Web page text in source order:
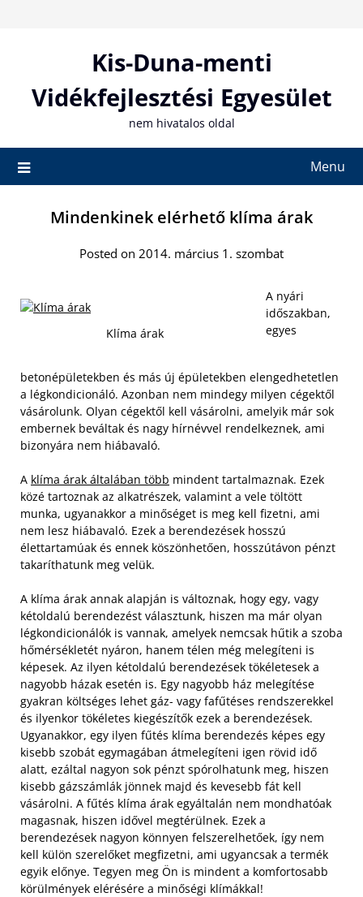
Kis-Duna-menti
Vidékfejlesztési Egyesület
nem hivatalos oldal
Menu
Mindenkinek elérhető klíma árak
Posted on 2014. március 1. szombat
Klíma árak
A nyári
időszakban,
egyes
betonépületekben és más új épületekben elengedhetetlen
a légkondicionáló. Azonban nem mindegy milyen cégektől
vásárolunk. Olyan cégektől kell vásárolni, amelyik már sok
embernek beváltak és nagy hírnévvel rendelkeznek, ami
bizonyára nem hiábavaló.
A klíma árak általában több mindent tartalmaznak. Ezek
közé tartoznak az alkatrészek, valamint a vele töltött
munka, ugyanakkor a minőséget is meg kell fizetni, ami
nem lesz hiábavaló. Ezek a berendezések hosszú
élettartamúak és ennek köszönhetően, hosszútávon pénzt
takaríthatunk meg velük.
A klíma árak annak alapján is változnak, hogy egy, vagy
kétoldalú berendezést választunk, hiszen ma már olyan
légkondicionálók is vannak, amelyek nemcsak hűtik a szoba
hőmérsékletét nyáron, hanem télen még melegíteni is
képesek. Az ilyen kétoldalú berendezések tökéletesek a
nagyobb házak esetén is. Egy nagyobb ház melegítése
gyakran költséges lehet gáz- vagy fafűtéses rendszerekkel
és ilyenkor tökéletes kiegészítők ezek a berendezések.
Ugyanakkor, egy ilyen fűtés klíma berendezés képes egy
kisebb szobát egymagában átmelegíteni igen rövid idő
alatt, ezáltal nagyon sok pénzt spórolhatunk meg, hiszen
kisebb gázszámlák jönnek majd és kevesebb fát kell
vásárolni. A fűtés klíma árak egyáltalán nem mondhatóak
magasnak, hiszen idővel megtérülnek. Ezek a
berendezések nagyon könnyen felszerelhetőek, így nem
kell külön szerelőket megfizetni, ami ugyancsak a termék
egyik előnye. Tegyen meg Ön is mindent a komfortosabb
körülmények elérésére a minőségi klímákkal!